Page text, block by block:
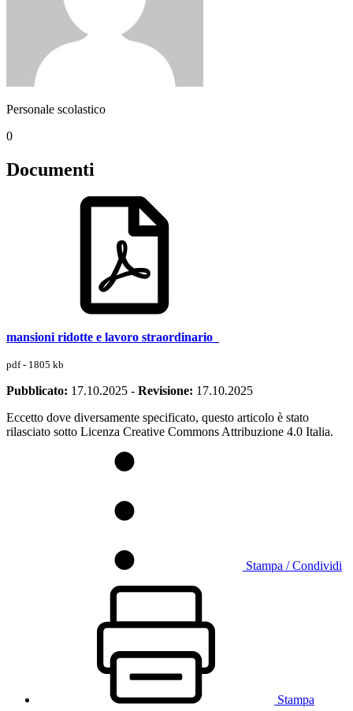
Personale scolastico
0
Documenti
mansioni ridotte e lavoro straordinario_
pdf - 1805 kb
Pubblicato: 17.10.2025 - Revisione: 17.10.2025
Eccetto dove diversamente specificato, questo articolo è stato
rilasciato sotto Licenza Creative Commons Attribuzione 4.0 Italia.
Stampa / Condividi
Stampa